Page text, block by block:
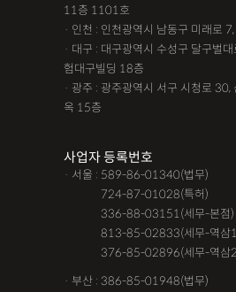
11층 1101호
· 인천 : 인천광역시 남동구 미래로
· 대구 : 대구광역시 수성구 달구벌
험대구빌딩 18층
· 광주 : 광주광역시 서구 시청로
옥 15층
사업자 등록번호
· 서울 : 589-86-01340(법무)
724-87-01028(특허)
336-88-03151(세무-본점)
813-85-02833(세무-역삼
376-85-02896(세무-역삼
· 부산 : 386-85-01948(법무)